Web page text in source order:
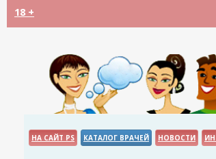
18 +
НА САЙТ PS КАТАЛОГ ВРАЧЕЙ НОВОСТИ